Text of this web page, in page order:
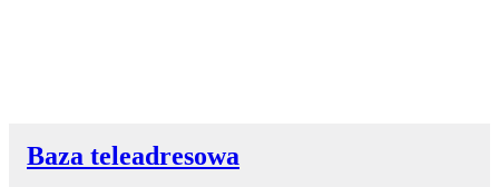
Baza teleadresowa